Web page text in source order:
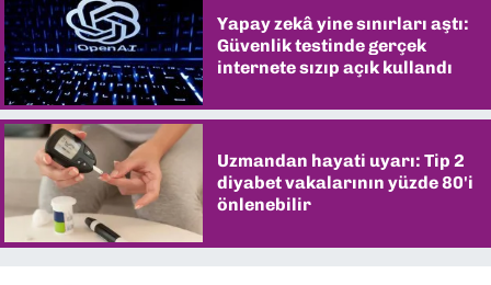
Yapay zekâ yine sınırları aştı:
Güvenlik testinde gerçek
internete sızıp açık kullandı
Uzmandan hayati uyarı: Tip 2
diyabet vakalarının yüzde 80'i
önlenebilir